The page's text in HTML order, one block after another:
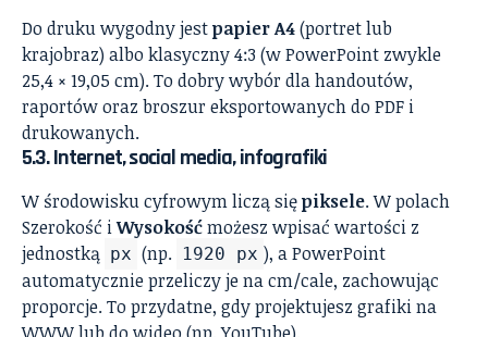
Do druku wygodny jestpapier A4(portret lub
krajobraz) albo klasyczny 4:3 (w PowerPoint zwykle
25,4 × 19,05 cm). To dobry wybór dla handoutów,
raportów oraz broszur eksportowanych do PDF i
drukowanych.
5.3. Internet, social media, infografiki
W środowisku cyfrowym liczą siępiksele. W polach
Szerokość iWysokośćmożesz wpisać wartości z
jednostką px (np. 1920 px ), a PowerPoint
automatycznie przeliczy je na cm/cale, zachowując
proporcje. To przydatne, gdy projektujesz grafiki na